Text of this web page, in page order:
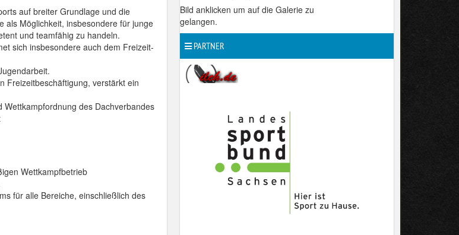
auf breiter Grundlage und die
als Möglichkeit, insbesondere für junge
und teamfähig zu handeln.
sich insbesondere auch dem Freizeit-
Freizeitbeschäftigung, verstärkt ein
des Dachverbandes
Wettkampfbetrieb
für alle Bereiche, einschließlich des
Bild anklicken um auf die Galerie zu
gelangen.
PARTNER